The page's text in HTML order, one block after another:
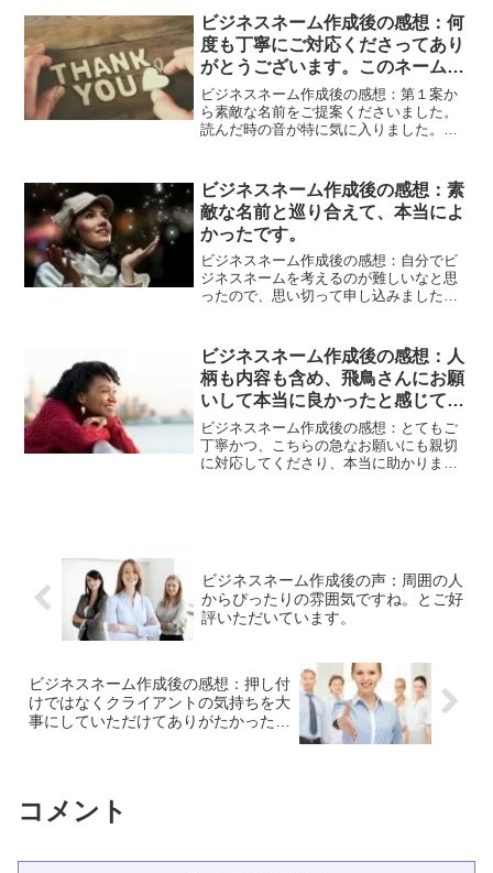
ので。ワクワクしかなかったです。しか
ももっと色々な名前の中から選びたいと
いう要望にもしっかり答えてくれて、確
認、丁寧な対応でまた提案を出してくれ
ました。とても楽しかったです。オンリ
ーワンの仕事で活躍出来そうな素敵な名
前を頂き、本当に満足ですし、感謝して
います。使うのが楽しみです。
す。
ビジネスネーム作成後の感想：何
度も丁寧にご対応くださってあり
がとうございます。このネームは
大切に使わせていただきます。
ビジネスネーム作成後の感想：第１案か
ら素敵な名前をご提案くださいました。
読んだ時の音が特に気に入りました。ま
第３案とご提案くださいました。ネーム
を検討しているうちに、自分は何を最も
したいのか、やりたいことの優先順位が
わかってきた気がします。何度も丁寧に
ご対応くださってありがとうございま
す。このネームは大切に使わせていただ
きます。
ビジネスネーム作成後の感想：素
敵な名前と巡り合えて、本当によ
かったです。
ビジネスネーム作成後の感想：自分でビ
ジネスネームを考えるのが難しいなと思
ったので、思い切って申し込みました。
メールも、親しみがありつつ丁寧な文面
で、大変好感が持てました。また、返信
も早かったですし、「○日の△時までビジ
ネスネーム案を送ります」という言葉を
ちゃんと守っていただき、安心できまし
た。ビジネスネーム案では、作成すると
きにどういうことを考えてこの名前を作
成にしたのかを丁寧に説明していただい
機一転がんばろう！と思っています。こ
の度は素敵なビジネスネームを作成して
いただいて、ありがとうございました。
ビジネスネーム作成後の感想：人
柄も内容も含め、飛鳥さんにお願
いして本当に良かったと感じてい
ます。
ビジネスネーム作成後の感想：とてもご
丁寧かつ、こちらの急なお願いにも親切
に対応してくださり、本当に助かりまし
いして本当に良かったと感じています。
ビジネスネーム作成後の声：周囲の人
からぴったりの雰囲気ですね。とご好
評いただいています。
ビジネスネーム作成後の感想：押し付
けではなくクライアントの気持ちを大
事にしていただけてありがたかったで
コメント